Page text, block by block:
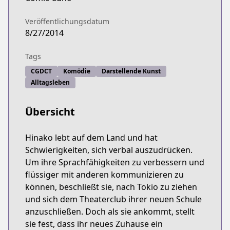
Veröffentlichungsdatum
8/27/2014
Tags
CGDCT Komödie
Darstellende Kunst
Alltagsleben
Übersicht
Hinako lebt auf dem Land und hat
Schwierigkeiten, sich verbal auszudrücken.
Um ihre Sprachfähigkeiten zu verbessern und
flüssiger mit anderen kommunizieren zu
können, beschließt sie, nach Tokio zu ziehen
und sich dem Theaterclub ihrer neuen Schule
anzuschließen. Doch als sie ankommt, stellt
sie fest, dass ihr neues Zuhause ein